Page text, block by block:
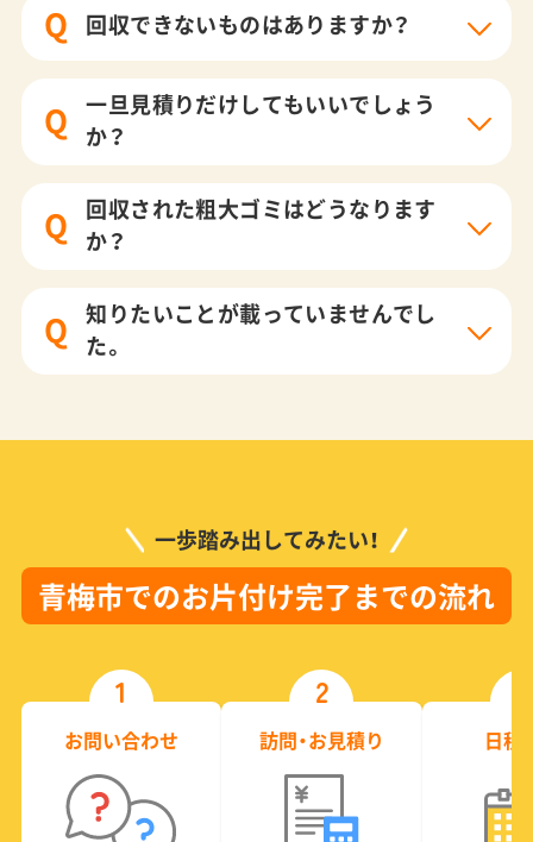
Q 回収できないものはありますか？
Q
一旦見積りだけしてもいいでしょう
か？
Q
回収された粗大ゴミはどうなります
か？
Q
知りたいことが載っていませんでし
た。
一歩踏み出してみたい！
青梅市でのお片付け完了までの流れ
1
お問い合わせ
2
訪問・お見積り 日程